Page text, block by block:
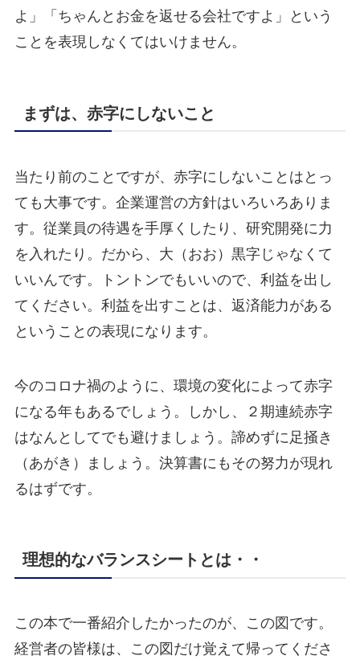
よ」「ちゃんとお金を返せる会社ですよ」という
ことを表現しなくてはいけません。
まずは、赤字にしないこと
当たり前のことですが、赤字にしないことはとっ
ても大事です。企業運営の方針はいろいろありま
す。従業員の待遇を手厚くしたり、研究開発に力
を入れたり。だから、大（おお）黒字じゃなくて
いいんです。トントンでもいいので、利益を出し
てください。利益を出すことは、返済能力がある
ということの表現になります。
今のコロナ禍のように、環境の変化によって赤字
になる年もあるでしょう。しかし、２期連続赤字
はなんとしてでも避けましょう。諦めずに足掻き
（あがき）ましょう。決算書にもその努力が現れ
るはずです。
理想的なバランスシートとは・・
この本で一番紹介したかったのが、この図です。
経営者の皆様は、この図だけ覚えて帰ってくださ